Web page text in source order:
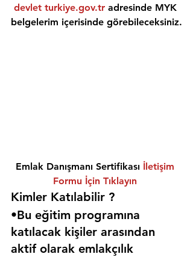
devlet turkiye.gov.tr adresinde MYK
belgelerim içerisinde görebileceksiniz.
Emlak Danışmanı Sertifikası İletişim
Formu İçin Tıklayın
Kimler Katılabilir ?
•Bu eğitim programına
katılacak kişiler arasından
aktif olarak emlakçılık